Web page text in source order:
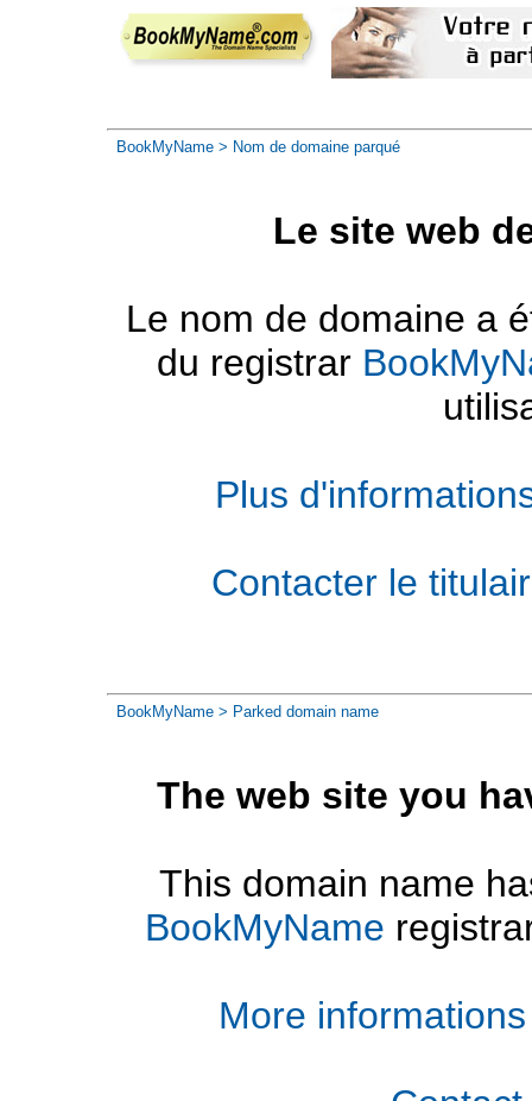
BookMyName > Nom de domaine parqué
Le site web
Le nom de domaine a
du registrar
Plus
Contacter le
BookMyName > Parked domain name
The web site you
This domain name
BookMyName
More